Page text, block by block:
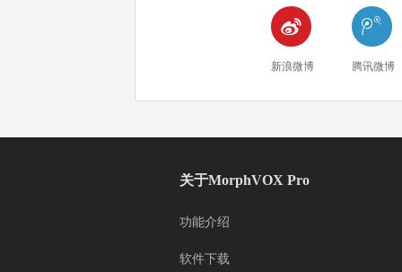

新浪微博

腾讯微博
关于MorphVOX Pro
功能介绍
软件下载